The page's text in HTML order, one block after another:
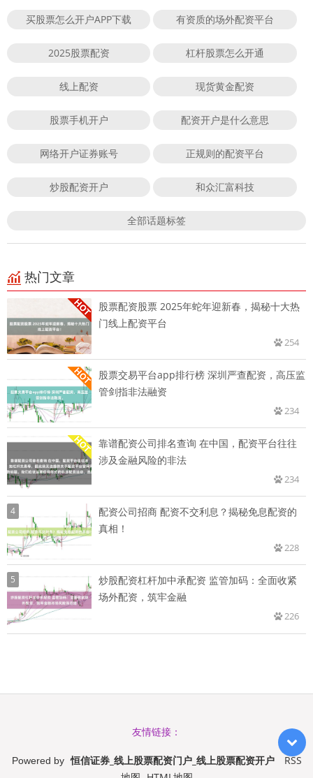
买股票怎么开户APP下载 有资质的场外配资平台
2025股票配资 杠杆股票怎么开通
线上配资 现货黄金配资
股票手机开户 配资开户是什么意思
网络开户证券账号 正规则的配资平台
炒股配资开户 和众汇富科技
全部话题标签
热门文章
股票配资股票 2025年蛇年迎新春，揭秘十大热
门线上配资平台
254
股票交易平台app排行榜 深圳严查配资，高压监
管剑指非法融资
234
靠谱配资公司排名查询 在中国，配资平台往往
涉及金融风险的非法
234
4
配资公司招商 配资不交利息？揭秘免息配资的
真相！
228
5
炒股配资杠杆加中承配资 监管加码：全面收紧
场外配资，筑牢金融
226
友情链接：
Powered by 恒信证券_线上股票配资门户_线上股票配资开户
RSS